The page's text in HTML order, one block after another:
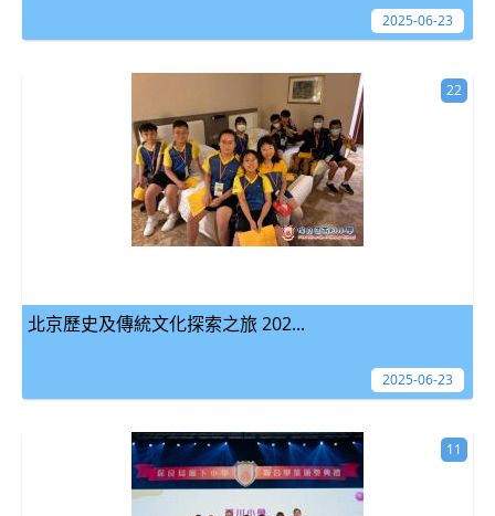
2025-06-23
北京歷史及傳統文化探索之旅 202...
22
2025-06-23
11